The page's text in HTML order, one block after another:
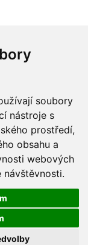
soubory
nástroje s
prostředí,
obsahu a
webových
návštěvnosti.